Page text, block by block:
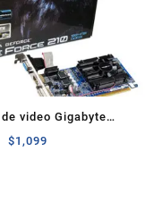
video Gigabyte
210
$1,099